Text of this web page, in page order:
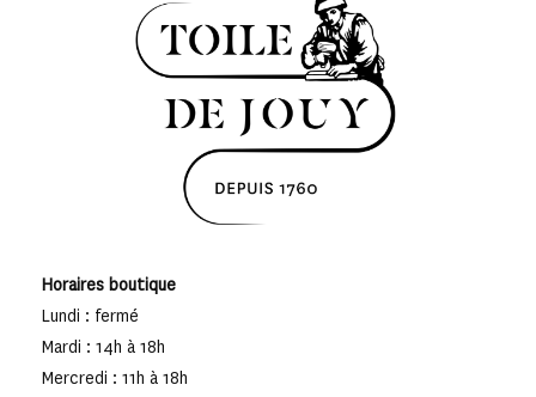
Horaires boutique
Lundi : fermé
Mardi : 14h à 18h
Mercredi : 11h à 18h